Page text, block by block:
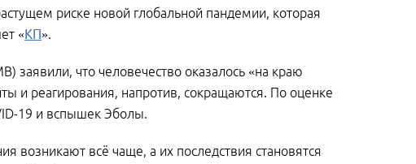
риске новой глобальной пандемии, которая
«КП».
заявили, что человечество оказалось «на краю
и реагирования, напротив, сокращаются. По оценке
19 и вспышек Эболы.
возникают всё чаще, а их последствия становятся